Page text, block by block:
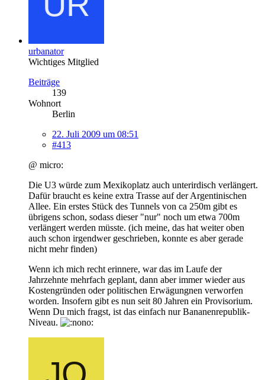
urbanator
Wichtiges Mitglied
Beiträge
139
Wohnort
Berlin
22. Juli 2009 um 08:51
#413
@ micro:
Die U3 würde zum Mexikoplatz auch unterirdisch verlängert.
Dafür braucht es keine extra Trasse auf der Argentinischen
Allee. Ein erstes Stück des Tunnels von ca 250m gibt es
übrigens schon, sodass dieser "nur" noch um etwa 700m
verlängert werden müsste. (ich meine, das hat weiter oben
auch schon irgendwer geschrieben, konnte es aber gerade
nicht mehr finden)
Wenn ich mich recht erinnere, war das im Laufe der
Jahrzehnte mehrfach geplant, dann aber immer wieder aus
Kostengründen oder politischen Erwägungnen verworfen
worden. Insofern gibt es nun seit 80 Jahren ein Provisorium.
Wenn Du mich fragst, ist das einfach nur Bananenrepublik-
Niveau.